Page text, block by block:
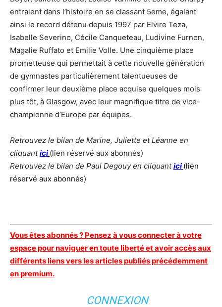
entraient dans l’histoire en se classant 5eme, égalant
ainsi le record détenu depuis 1997 par Elvire Teza,
Isabelle Severino, Cécile Canqueteau, Ludivine Furnon,
Magalie Ruffato et Emilie Volle. Une cinquième place
prometteuse qui permettait à cette nouvelle génération
de gymnastes particulièrement talentueuses de
confirmer leur deuxième place acquise quelques mois
plus tôt, à Glasgow, avec leur magnifique titre de vice-
championne d’Europe par équipes.
Retrouvez le bilan de Marine, Juliette et Léanne en
cliquantici(lien réservé aux abonnés)
Retrouvez le bilan de Paul Degouy en cliquantici(lien
réservé aux abonnés)
Vous êtes abonnés ? Pensez à vous connecter à votre
espace pour naviguer en toute liberté et avoir accès aux
différents liens vers les articles publiés précédemment
en premium.
CONNEXION